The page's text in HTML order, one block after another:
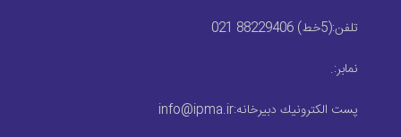
تلفن:(5خط) 88229406 021
نمابر:.
پست الكترونيك دبیرخانه:info@ipma.ir